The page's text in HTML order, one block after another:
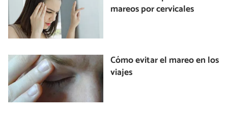
mareos por cervicales
Cómo evitar el mareo en los
viajes